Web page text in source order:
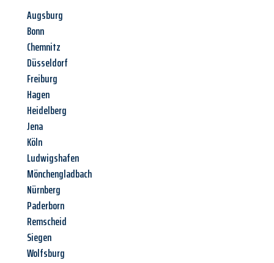
Augsburg
Bonn
Chemnitz
Düsseldorf
Freiburg
Hagen
Heidelberg
Jena
Köln
Ludwigshafen
Mönchengladbach
Nürnberg
Paderborn
Remscheid
Siegen
Wolfsburg